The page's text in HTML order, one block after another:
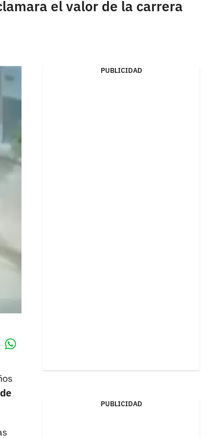
el valor de la carrera
PUBLICIDAD
PUBLICIDAD